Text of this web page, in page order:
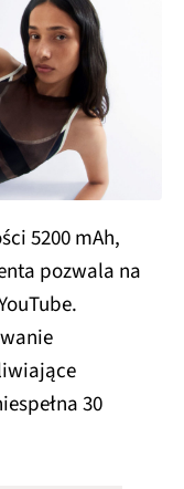
5200 mAh,
pozwala na
30